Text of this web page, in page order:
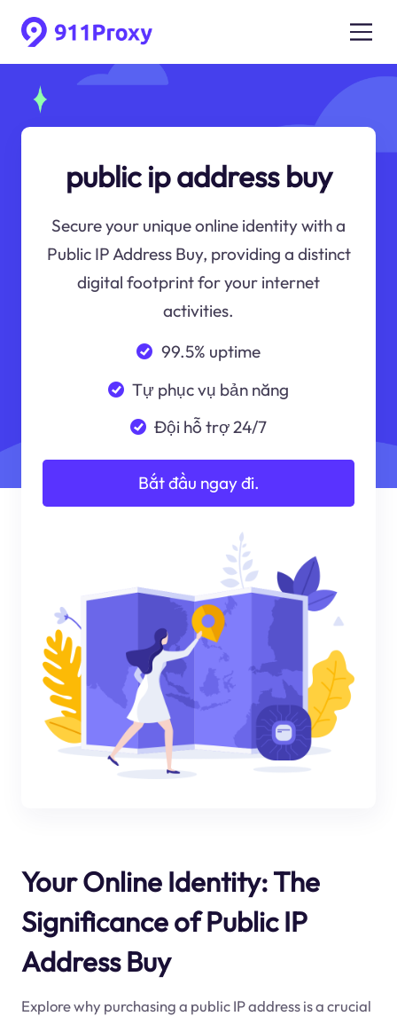
public ip address buy
Secure your unique online identity with a
Public IP Address Buy, providing a distinct
digital footprint for your internet
activities.
99.5% uptime
Tự phục vụ bản năng
Đội hỗ trợ 24/7
Bắt đầu ngay đi.
Your Online Identity: The
Significance of Public IP
Address Buy
Explore why purchasing a public IP address is a crucial